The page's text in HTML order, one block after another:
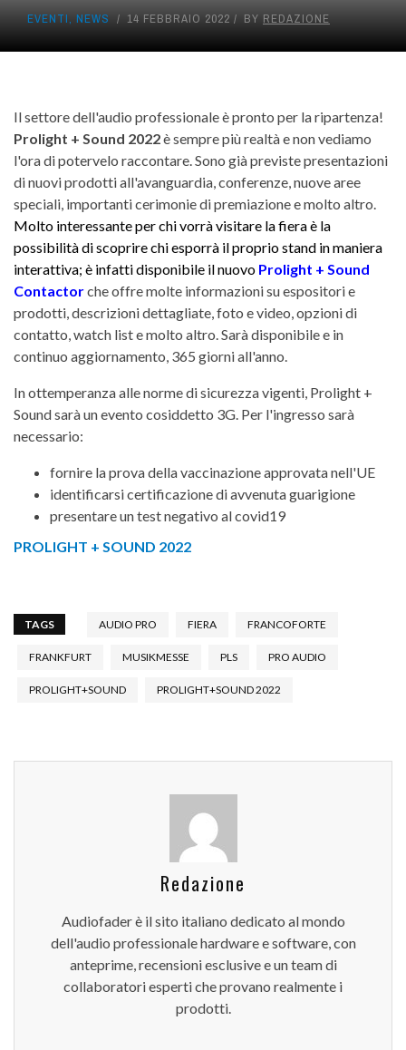
EVENTI, NEWS 14 FEBBRAIO 2022 BY REDAZIONE
Il settore dell'audio professionale è pronto per la ripartenza!
Prolight + Sound 2022è sempre più realtà e non vediamo
l'ora di potervelo raccontare. Sono già previste presentazioni
di nuovi prodotti all'avanguardia, conferenze, nuove aree
speciali, importanti cerimonie di premiazione e molto altro.
Molto interessante per chi vorrà visitare la fiera è la
possibilità di scoprire chi esporrà il proprio stand in maniera
interattiva; è infatti disponibile il nuovo Prolight + Sound
Contactorche offre molte informazioni su espositori e
prodotti, descrizioni dettagliate, foto e video, opzioni di
contatto, watch list e molto altro. Sarà disponibile e in
continuo aggiornamento, 365 giorni all'anno.
In ottemperanza alle norme di sicurezza vigenti, Prolight +
Sound sarà un evento cosiddetto 3G. Per l'ingresso sarà
necessario:
fornire la prova della vaccinazione approvata nell'UE
identificarsi certificazione di avvenuta guarigione
presentare un test negativo al covid19
PROLIGHT + SOUND 2022
TAGS AUDIO PRO FIERA FRANCOFORTE
FRANKFURT MUSIKMESSE PLS PRO AUDIO
PROLIGHT+SOUND PROLIGHT+SOUND 2022
Redazione
Audiofader è il sito italiano dedicato al mondo
dell'audio professionale hardware e software, con
anteprime, recensioni esclusive e un team di
collaboratori esperti che provano realmente i
prodotti.